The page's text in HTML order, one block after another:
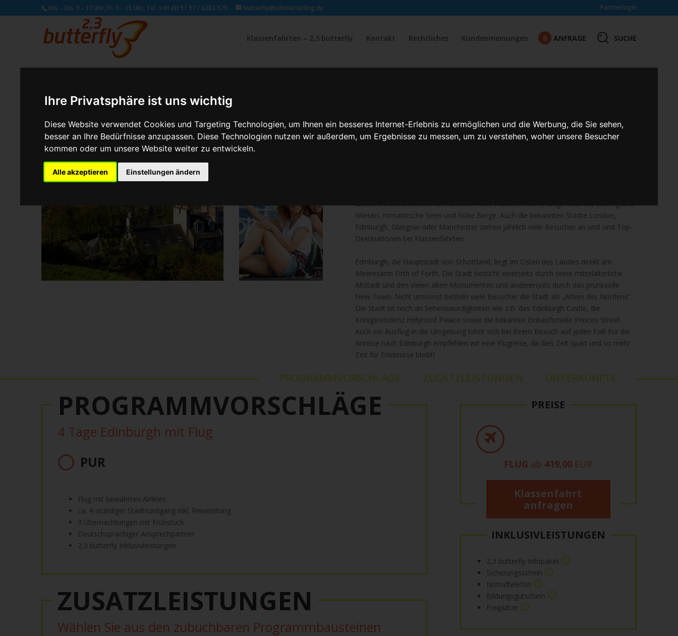
Ihre Privatsphäre ist uns wichtig
Diese Website verwendet Cookies und Targeting Technologien, um Ihnen ein besseres Internet-Erlebnis zu ermöglichen und die Werbung, die Sie sehen,
besser an Ihre Bedürfnisse anzupassen. Diese Technologien nutzen wir außerdem, um Ergebnisse zu messen, um zu verstehen, woher unsere Besucher
kommen oder um unsere Website weiter zu entwickeln.
Alle akzeptieren Einstellungen ändern
Mo. - Do. 9 - 17 Uhr, Fr. 9 - 15 Uhr, Tel. +49 (0) 91 97 / 6282 579 butterfly@schmetterling.de Partnerlogin
SUCHE
Klassenfahrten – 2,3 butterfly Kontakt Rechtliches Kundenmeinungen 0 ANFRAGE
Klassenfahrt nach Großbritannien: Flugreise
nach Edinburgh
und ist bei Schulklassen sehr beliebt: Tiefe Wälder, Moore, lange Strände, weite grüne
Wiesen, romantische Seen und hohe Berge. Auch die bekannten Städte London,
Edinburgh, Glasgow oder Manchester ziehen jährlich viele Besucher an und sind Top-
Destinationen bei Klassenfahrten.
Edinburgh, die Hauptstadt von Schottland, liegt im Osten des Landes direkt am
Meeresarm Firth of Forth. Die Stadt besticht einerseits durch seine mittelalterliche
Altstadt und den vielen alten Monumenten und andererseits durch das prunkvolle
New Town. Nicht umsonst betiteln viele Besucher die Stadt als „Athen des Nordens“.
Die Stadt ist reich an Sehenswürdigkeiten wie z.B. das Edinburgh Castle, die
Königsresidenz Holyrood Palace sowie die bekannte Einkaufsmeile Princes Street.
Auch ein Ausflug in die Umgebung lohnt sich bei Ihrem Besuch auf jeden Fall! Für die
Anreise nach Edinburgh empfehlen wir eine Flugreise, da dies Zeit spart und so mehr
Zeit für Erlebnisse bleibt!
PROGRAMMVORSCHLÄGE ZUSATZLEISTUNGEN UNTERKÜNFTE
PROGRAMMVORSCHLÄGE
4 Tage Edinburgh mit Flug
PUR
Flug mit bewährten Airlines
ca. 4-stündiger Stadtrundgang inkl. Reiseleitung
3 Übernachtungen mit Frühstück
Deutschsprachiger Ansprechpartner
2,3 butterfly Inklusivleistungen
ZUSATZLEISTUNGEN
Wählen Sie aus den zubuchbaren Programmbausteinen
PREISE
FLUG ab 419,00 EUR
Klassenfahrt
anfragen
INKLUSIVLEISTUNGEN
2,3 butterfly Infopaket
Sicherungsschein
Notruftelefon
Bildungsgutschein
Freiplätze